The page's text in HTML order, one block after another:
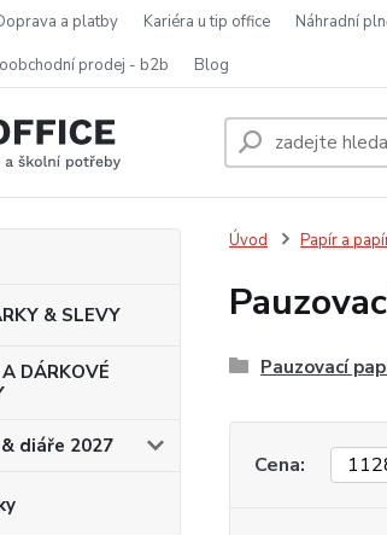
doprava a platby kariéra u tip office náhradní
prodej - b2b blog
& SLEVY
DÁRKOVÉ
diáře 2027
Úvod Papír a
Pauzovací
Cena: